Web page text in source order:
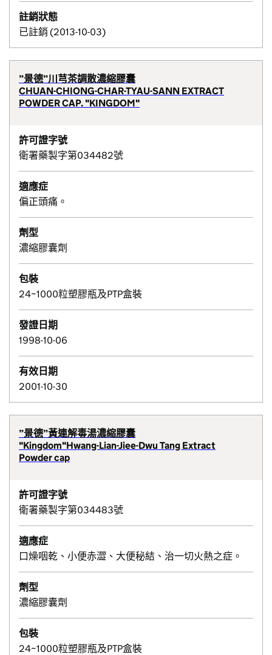
註銷狀態
已註銷 (2013-10-03)
”景德”川芎茶調散濃縮膠囊
CHUAN-CHIONG-CHAR-TYAU-SANN EXTRACT
POWDER CAP. "KINGDOM"
許可證字號
衛署藥製字第034482號
適應症
偏正頭痛。
劑型
濃縮膠囊劑
包裝
24~1000粒塑膠瓶及PTP盒裝
發證日期
1998-10-06
有效日期
2001-10-30
”景德”黃連解毒湯濃縮膠囊
"Kingdom"Hwang-Lian-Jiee-Dwu Tang Extract
Powder cap
許可證字號
衛署藥製字第034483號
適應症
口燥咽乾、小便赤澀、大便秘結、治一切火熱之症。
劑型
濃縮膠囊劑
包裝
24~1000粒塑膠瓶及PTP盒裝